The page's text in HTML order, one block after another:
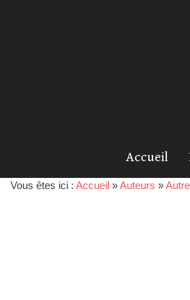
Accueil
Vous êtes ici : Accueil »Auteurs »